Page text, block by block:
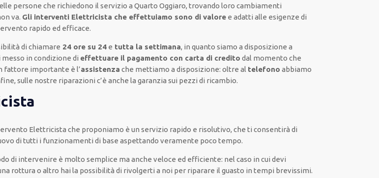
persone che richiedono il servizio a Quarto Oggiaro, trovando lorocambiamenti
va. Gli interventi Elettricista che effettuiamo sono di valore eadatti alle esigenze di
rapido ed efficace.
di chiamare 24 ore su 24 e tutta la settimana, in quanto siamo a disposizionea
messo in condizione di effettuare il pagamento con carta di credito dal momento che
fattore importante è l’assistenza che mettiamo a disposizione: oltre al telefono abbiamo
sulle nostre riparazioni c’è anche lagaranzia sui pezzi di ricambio.
Elettricista che proponiamo è un servizio rapido e risolutivo, che ti consentirà di
di tutti i funzionamenti di base aspettando veramente poco tempo.
di intervenire è molto semplice ma anche veloce ed efficiente: nel caso in cui devi
rottura o altro hai la possibilità di rivolgerti a noi per riparare il guasto in tempi brevissimi.